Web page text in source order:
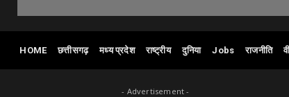
HOME छत्तीसगढ़ मध्य प्रदेश राष्ट्रीय दुनिया Jobs राजनीति
- Advertisement -